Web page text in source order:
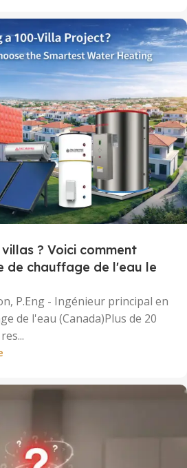
? Voici comment
de chauffage de l'eau le
P.Eng - Ingénieur principal en
de l'eau (Canada)Plus de 20